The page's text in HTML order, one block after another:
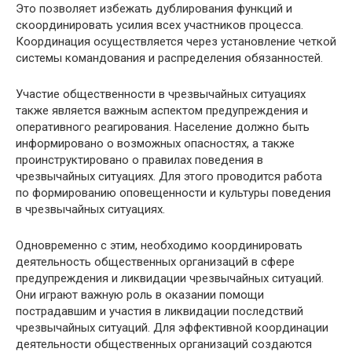
Это позволяет избежать дублирования функций и
скоординировать усилия всех участников процесса.
Координация осуществляется через установление четкой
системы командования и распределения обязанностей.
Участие общественности в чрезвычайных ситуациях
также является важным аспектом предупреждения и
оперативного реагирования. Население должно быть
информировано о возможных опасностях, а также
проинструктировано о правилах поведения в
чрезвычайных ситуациях. Для этого проводится работа
по формированию оповещенности и культуры поведения
в чрезвычайных ситуациях.
Одновременно с этим, необходимо координировать
деятельность общественных организаций в сфере
предупреждения и ликвидации чрезвычайных ситуаций.
Они играют важную роль в оказании помощи
пострадавшим и участия в ликвидации последствий
чрезвычайных ситуаций. Для эффективной координации
деятельности общественных организаций создаются